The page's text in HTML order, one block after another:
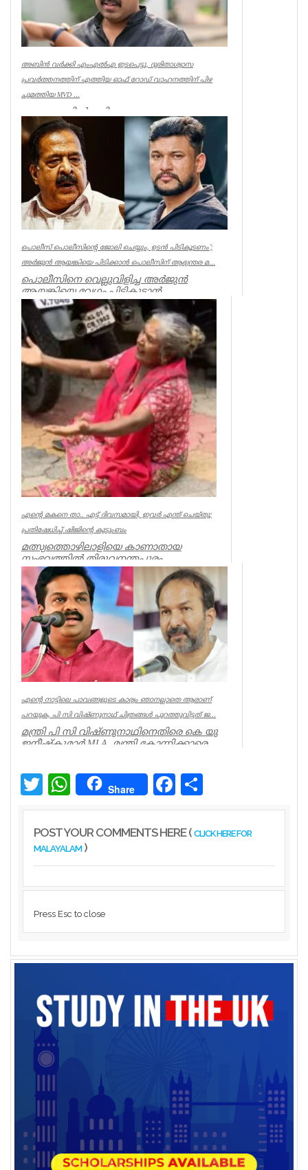
അബിൻ വർക്കി എംഎൽഎ ഇടപെട്ടു, ദുരിതാശ്വാസ
പ്രവർത്തനത്തിന് എത്തിയ ഓഫ് റോഡ് വാഹനത്തിന് പിഴ
ചുമത്തിയ MVD ...
ആറന്മുളയിൽ ദുരിതാശ്വാസ
പ്രവർത്തനത്തിന് എത്തിയ ഓഫ് റോഡ്
വാഹനത്തിന് മോട്ടോർ വെഹിക്കിൾ
ഇൻസ്പെക്ടർ പിഴ ...
Kerala
പൊലീസ് പൊലീസിന്റെ ജോലി ചെയ്യും, ഉടന്‍ പിടികൂടണം’;
അര്‍ജുന്‍ ആയങ്കിയെ പിടിക്കാന്‍ പൊലീസിന് ആഭ്യന്തര മ...
പൊലീസിനെ വെല്ലുവിളിച്ച അര്‍ജുന്‍
ആയങ്കിയെ വേഗം പിടികൂടാന്‍
ആഭ്യന്തരമന്ത്രി രമേശ് ചെന്നിത്തലയുടെ
നിര...
Kerala
എന്റെ മകനെ താ.. എട്ട് ദിവസമായി, ഇവര്‍ എന്ത് ചെയ്തു;
പ്രതിഷേധിച്ച് ഷിജിന്റെ കുടുംബം
മത്സ്യത്തൊഴിലാളിയെ കാണാതായ
സംഭവത്തില്‍ തിരുവനന്തപുരം
മുതലപ്പൊഴിയില്‍ പ്രതിഷേധം ശക്തം.
കാണാതായ ഷിജിന...
Kerala
എന്റെ നാട്ടിലെ പാവങ്ങളുടെ കാര്യം ഞാനല്ലാതെ ആരാണ്
പറയുക, പി സി വിഷ്‌ണുനാഥ് ചിത്രങ്ങൾ പുറത്തുവിട്ടത് ജ...
മന്ത്രി പി സി വിഷ്ണുനാഥിനെതിരെ കെ യു
ജനീഷ്കുമാർ MLA. മന്ത്രി കോന്നിക്കാരെ
Kerala
Twitter WhatsAppShare Facebook
POST YOUR COMMENTS HERE ( CLICK HERE FOR
MALAYALAM)
Press Esc to close